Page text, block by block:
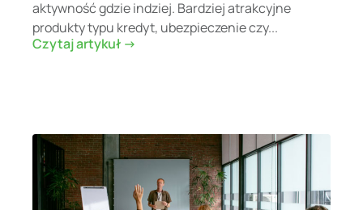
aktywność gdzie indziej. Bardziej atrakcyjne
produkty typu kredyt, ubezpieczenie czy...
Czytaj artykuł ->